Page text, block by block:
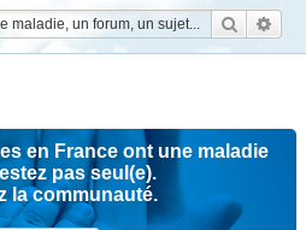
en France ont une maladie
pas seul(e).
la communauté.